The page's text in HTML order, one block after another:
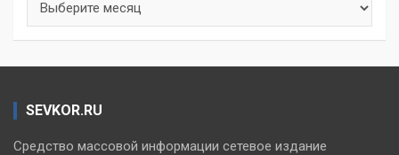
SEVKOR.RU
Средство массовой информации сетевое издание